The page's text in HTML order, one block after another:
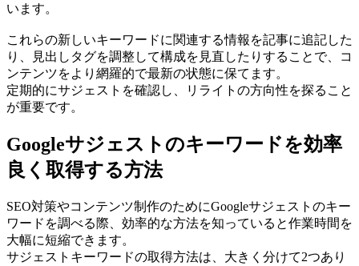
います。
これらの新しいキーワードに関連する情報を記事に追記した
り、見出しタグを調整して構成を見直したりすることで、コ
ンテンツをより網羅的で最新の状態に保てます。
定期的にサジェストを確認し、リライトの方向性を探ること
が重要です。
Googleサジェストのキーワードを効率
良く取得する方法
SEO対策やコンテンツ制作のためにGoogleサジェストのキー
ワードを調べる際、効率的な方法を知っていると作業時間を
大幅に短縮できます。
サジェストキーワードの取得方法は、大きく分けて2つあり